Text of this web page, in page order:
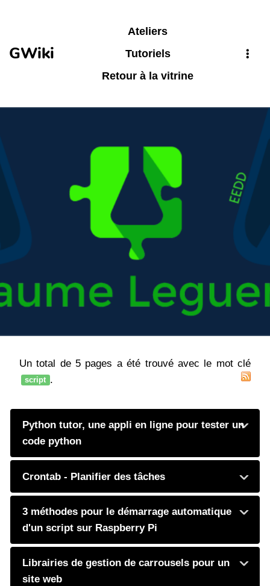
GWiki
Ateliers
Tutoriels
Retour à la vitrine
Un total de 5 pages a été trouvé avec le mot clé
script .
Python tutor, une appli en ligne pour tester un
code python
Crontab - Planifier des tâches
3 méthodes pour le démarrage automatique
d'un script sur Raspberry Pi
Librairies de gestion de carrousels pour un
site web